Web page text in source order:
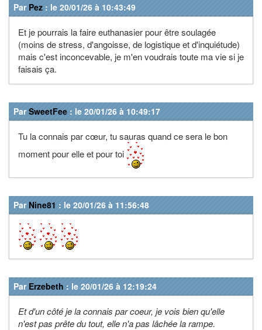
Par Pez : le 20/01/26 à 10:43:49
Et je pourrais la faire euthanasier pour être soulagée
(moins de stress, d'angoisse, de logistique et d'inquiétude)
mais c'est inconcevable, je m'en voudrais toute ma vie si je
faisais ça.
ParSweetFee : le 20/01/26 à 10:49:17
Tu la connais par cœur, tu sauras quand ce sera le bon
moment pour elle et pour toi
Par Nine81 : le 20/01/26 à 11:56:48
Par Erzebeth : le 20/01/26 à 12:19:24
Et d'un côté je la connais par coeur, je vois bien qu'elle
n'est pas prête du tout, elle n'a pas lâchée la rampe.